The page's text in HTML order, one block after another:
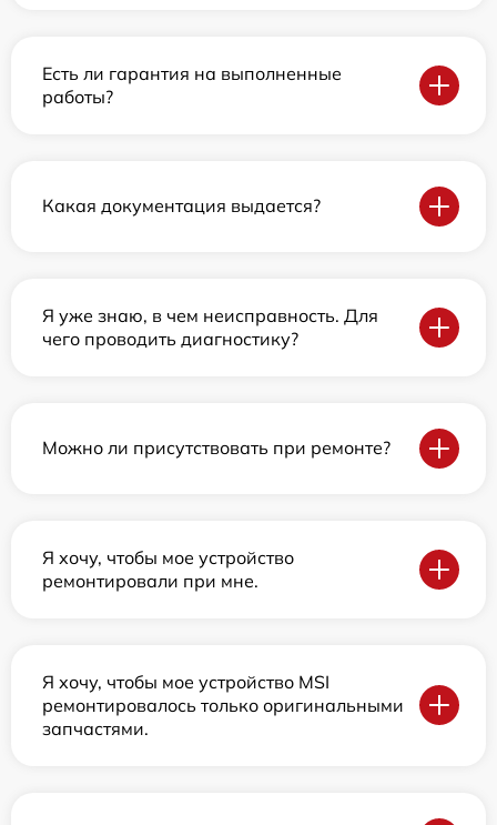
Есть ли гарантия на выполненные
работы?
Какая документация выдается?
Я уже знаю, в чем неисправность. Для
чего проводить диагностику?
Можно ли присутствовать при ремонте?
Я хочу, чтобы мое устройство
ремонтировали при мне.
Я хочу, чтобы мое устройство MSI
ремонтировалось только оригинальными
запчастями.